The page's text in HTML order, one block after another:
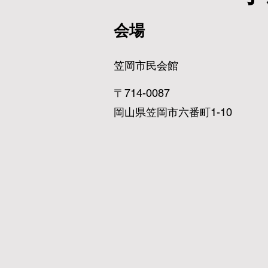
会場
笠岡市民会館
〒 714-0087
岡山県笠岡市六番町1-10